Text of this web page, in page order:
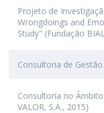
Projeto de
Wrongdoings and
Study" (Fundação
Consultoria de Gestão
Consultoria no
VALOR, S.A., 2015)